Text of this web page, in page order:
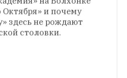
стейк-хаусам и
уделяют немало
и почему
здесь не рождают
столовки.